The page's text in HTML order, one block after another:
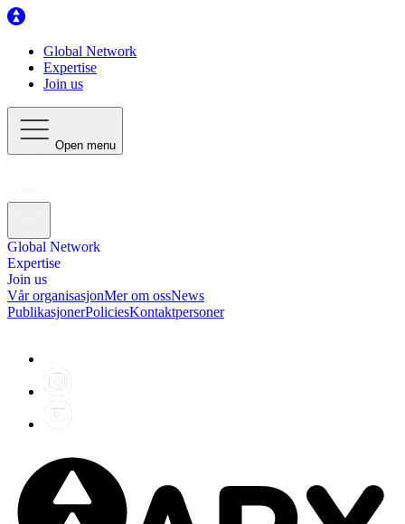
Global Network
Expertise
Join us
Open menu
Global Network
Expertise
Join us
Vår organisasjonMer om ossNews
PublikasjonerPoliciesKontaktpersoner